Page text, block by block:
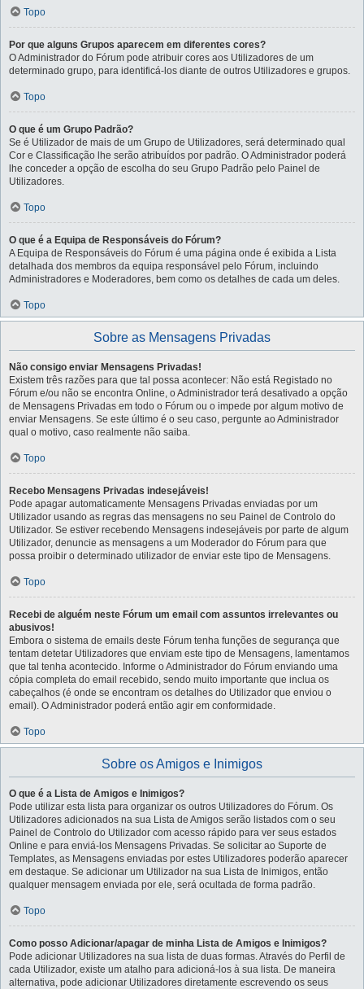
Topo
Por que alguns Grupos aparecem em diferentes cores?
O Administrador do Fórum pode atribuir cores aos Utilizadores de um
determinado grupo, para identificá-los diante de outros Utilizadores e grupos.
Topo
O que é um Grupo Padrão?
Se é Utilizador de mais de um Grupo de Utilizadores, será determinado qual
Cor e Classificação lhe serão atribuídos por padrão. O Administrador poderá
lhe conceder a opção de escolha do seu Grupo Padrão pelo Painel de
Utilizadores.
Topo
O que é a Equipa de Responsáveis do Fórum?
A Equipa de Responsáveis do Fórum é uma página onde é exibida a Lista
detalhada dos membros da equipa responsável pelo Fórum, incluindo
Administradores e Moderadores, bem como os detalhes de cada um deles.
Topo
Sobre as Mensagens Privadas
Não consigo enviar Mensagens Privadas!
Existem três razões para que tal possa acontecer: Não está Registado no
Fórum e/ou não se encontra Online, o Administrador terá desativado a opção
de Mensagens Privadas em todo o Fórum ou o impede por algum motivo de
enviar Mensagens. Se este último é o seu caso, pergunte ao Administrador
qual o motivo, caso realmente não saiba.
Topo
Recebo Mensagens Privadas indesejáveis!
Pode apagar automaticamente Mensagens Privadas enviadas por um
Utilizador usando as regras das mensagens no seu Painel de Controlo do
Utilizador. Se estiver recebendo Mensagens indesejáveis por parte de algum
Utilizador, denuncie as mensagens a um Moderador do Fórum para que
possa proibir o determinado utilizador de enviar este tipo de Mensagens.
Topo
Recebi de alguém neste Fórum um email com assuntos irrelevantes ou
abusivos!
Embora o sistema de emails deste Fórum tenha funções de segurança que
tentam detetar Utilizadores que enviam este tipo de Mensagens, lamentamos
que tal tenha acontecido. Informe o Administrador do Fórum enviando uma
cópia completa do email recebido, sendo muito importante que inclua os
cabeçalhos (é onde se encontram os detalhes do Utilizador que enviou o
email). O Administrador poderá então agir em conformidade.
Topo
Sobre os Amigos e Inimigos
O que é a Lista de Amigos e Inimigos?
Pode utilizar esta lista para organizar os outros Utilizadores do Fórum. Os
Utilizadores adicionados na sua Lista de Amigos serão listados com o seu
Painel de Controlo do Utilizador com acesso rápido para ver seus estados
Online e para enviá-los Mensagens Privadas. Se solicitar ao Suporte de
Templates, as Mensagens enviadas por estes Utilizadores poderão aparecer
em destaque. Se adicionar um Utilizador na sua Lista de Inimigos, então
qualquer mensagem enviada por ele, será ocultada de forma padrão.
Topo
Como posso Adicionar/apagar de minha Lista de Amigos e Inimigos?
Pode adicionar Utilizadores na sua lista de duas formas. Através do Perfil de
cada Utilizador, existe um atalho para adicioná-los à sua lista. De maneira
alternativa, pode adicionar Utilizadores diretamente escrevendo os seus